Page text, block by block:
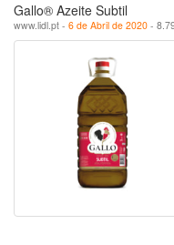
Gallo® Azeite Subtil
www.lidl.pt - 6 de Abril de 2020 -